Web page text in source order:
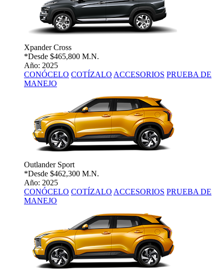
Xpander Cross
*Desde $465,800 M.N.
Año: 2025
CONÓCELO COTÍZALO ACCESORIOS PRUEBA DE
MANEJO
Outlander Sport
*Desde $462,300 M.N.
Año: 2025
CONÓCELO COTÍZALO ACCESORIOS PRUEBA DE
MANEJO